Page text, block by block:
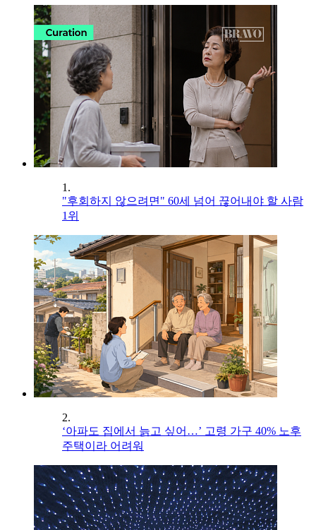
1.
"후회하지 않으려면" 60세 넘어 끊어내야 할 사람
1위
2.
‘아파도 집에서 늙고 싶어…’ 고령 가구 40% 노후
주택이라 어려워